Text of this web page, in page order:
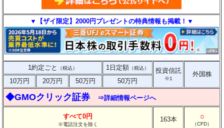
▼【ザイ限定】2000円プレゼントの特典情報も掲載！▼
1約定ごと （税込） 1日定額 （税込） 投資信託
※1
外国株
10万円
20万円 50万円 50万円
◆GMOクリック証券 ⇒詳細情報ページへ
すべて0円
※電話注文を除く
163本 ○
（CFD）